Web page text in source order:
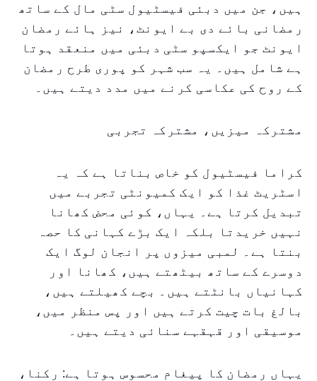
ہیں، جن میں دبئی فیسٹیول سٹی مال کے ساتھ
رمضانی بائے دی بے ایونٹ، نیز ہائے رمضان
ایونٹ جو ایکسپو سٹی دبئی میں منعقد ہوتا
ہے شامل ہیں۔ یہ سب شہر کو پوری طرح رمضان
کے روح کی عکاسی کرنے میں مدد دیتے ہیں۔
مشترکہ میزیں، مشترکہ تجربی
کراما فیسٹیول کو خاص بناتا ہے کہ یہ
اسٹریٹ غذا کو ایک کمیونٹی تجربے میں
تبدیل کرتا ہے۔ یہاں، کوئی محض کھانا
نہیں خریدتا بلکہ ایک بڑے کہانی کا حصہ
بنتا ہے۔ لمبی میزوں پر انجان لوگ ایک
دوسرے کے ساتھ بیٹھتے ہیں، کھانا اور
کہانیاں بانٹتے ہیں۔ بچے کھیلتے ہیں،
بالغ بات چیت کرتے ہیں اور پس منظر میں،
موسیقی اور قہقہے سنائی دیتے ہیں۔
یہاں رمضان کا پیغام محسوس ہوتا ہے: رکنا،